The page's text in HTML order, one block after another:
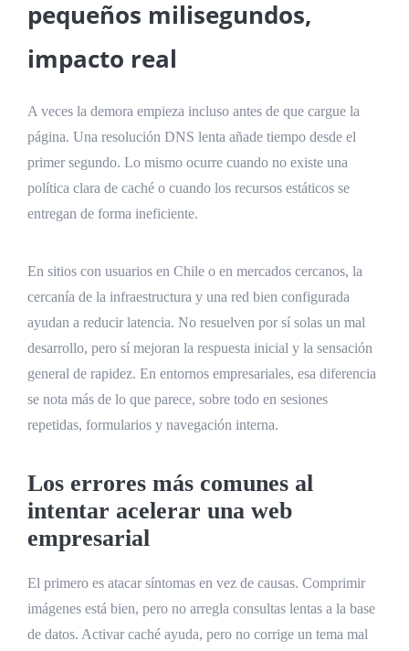
pequeños milisegundos,
impacto real
A veces la demora empieza incluso antes de que cargue la
página. Una resolución DNS lenta añade tiempo desde el
primer segundo. Lo mismo ocurre cuando no existe una
política clara de caché o cuando los recursos estáticos se
entregan de forma ineficiente.
En sitios con usuarios en Chile o en mercados cercanos, la
cercanía de la infraestructura y una red bien configurada
ayudan a reducir latencia. No resuelven por sí solas un mal
desarrollo, pero sí mejoran la respuesta inicial y la sensación
general de rapidez. En entornos empresariales, esa diferencia
se nota más de lo que parece, sobre todo en sesiones
repetidas, formularios y navegación interna.
Los errores más comunes al
intentar acelerar una web
empresarial
El primero es atacar síntomas en vez de causas. Comprimir
imágenes está bien, pero no arregla consultas lentas a la base
de datos. Activar caché ayuda, pero no corrige un tema mal